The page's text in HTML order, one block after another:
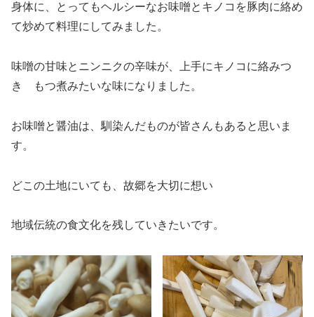
身体に、とってもヘルシーなお味噌とキノコを豚肉に絡め
て炒めて料理にしてみました。
味噌の甘味とニンニクの辛味が、上手にキノコに絡みつ
き もつ煮みたいな味になりました。
お味噌と醤油は、馴染んだものが皆さんもあると思いま
す。
どこの土地にいても、故郷を大切に想い
地域伝統の食文化を残していきたいです。